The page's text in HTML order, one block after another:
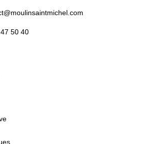
50 40